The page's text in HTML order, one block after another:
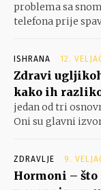
problema sa
telefona prije
ISHRANA 12.
Zdravi
kako ih
jedan od tri
Oni su glavni
ZDRAVLJE 9.
Hormoni –